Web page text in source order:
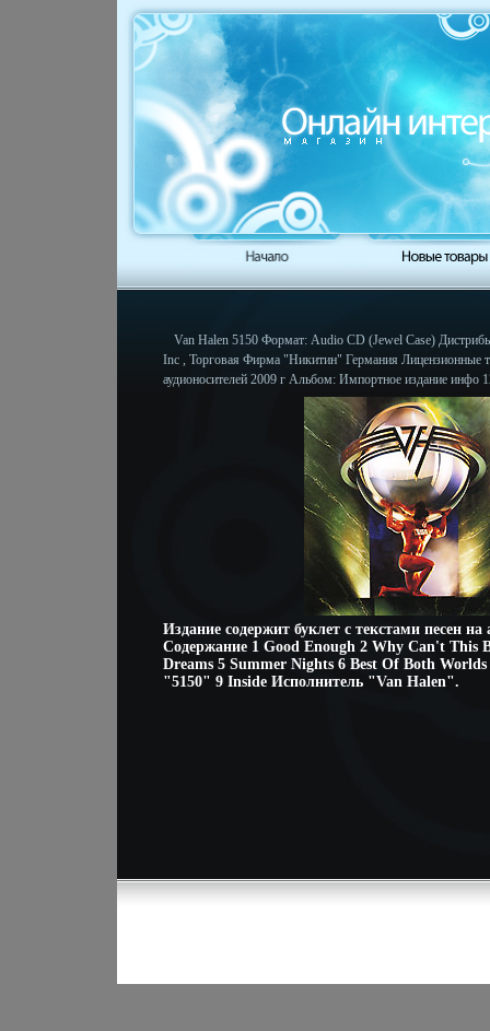
Van Halen 5150 Формат: Audio CD (Jewel Case)
Inc , Торговая Фирма "Никитин" Германия Лицензионные
аудионосителей 2009 г Альбом: Импортное издание инфо
Издание содержит буклет с текстами песен
Содержание 1 Good Enough 2 Why Can't This
Dreams 5 Summer Nights 6 Best Of Both
"5150" 9 Inside Исполнитель "Van Halen".